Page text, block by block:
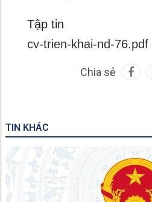
Tập tin
cv-trien-khai-nd-76.pdf
Chia sẻ
TIN KHÁC